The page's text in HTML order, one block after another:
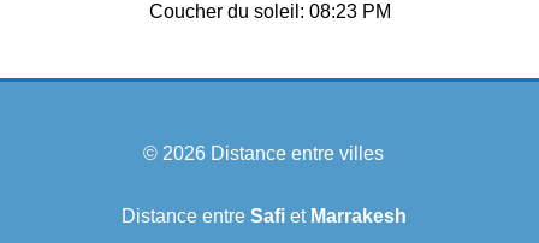
Coucher du soleil: 08:23 PM
© 2026 Distance entre villes
Distance entre Safiet Marrakesh